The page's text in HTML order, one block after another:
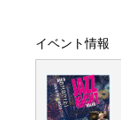
イベント情報